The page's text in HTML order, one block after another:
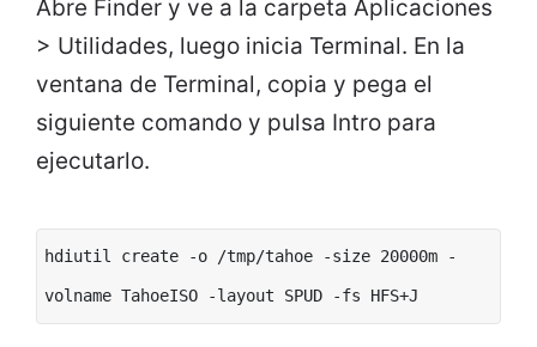
Abre Finder y ve a la carpeta Aplicaciones
> Utilidades, luego inicia Terminal. En la
ventana de Terminal, copia y pega el
siguiente comando y pulsa Intro para
ejecutarlo.
hdiutil create -o /tmp/tahoe -size 20000m -
volname TahoeISO -layout SPUD -fs HFS+J